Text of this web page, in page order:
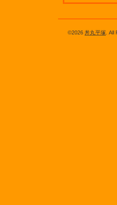
©2026 丼丸平塚 .